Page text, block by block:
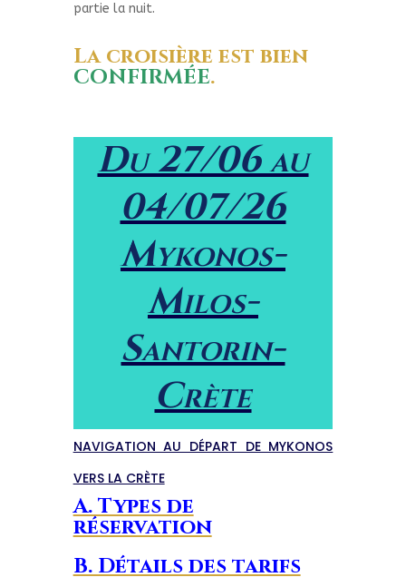
partie la nuit.
La croisière est bien
CONFIRMÉE.
Du 27/06 au
04/07/26
Mykonos-
Milos-
Santorin-
Crète
NAVIGATION AU DÉPART DE MYKONOS
VERS LA CRÈTE
A. Types de
réservation
B. Détails des tarifs